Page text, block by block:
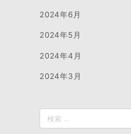
2024年6月
2024年5月
2024年4月
2024年3月